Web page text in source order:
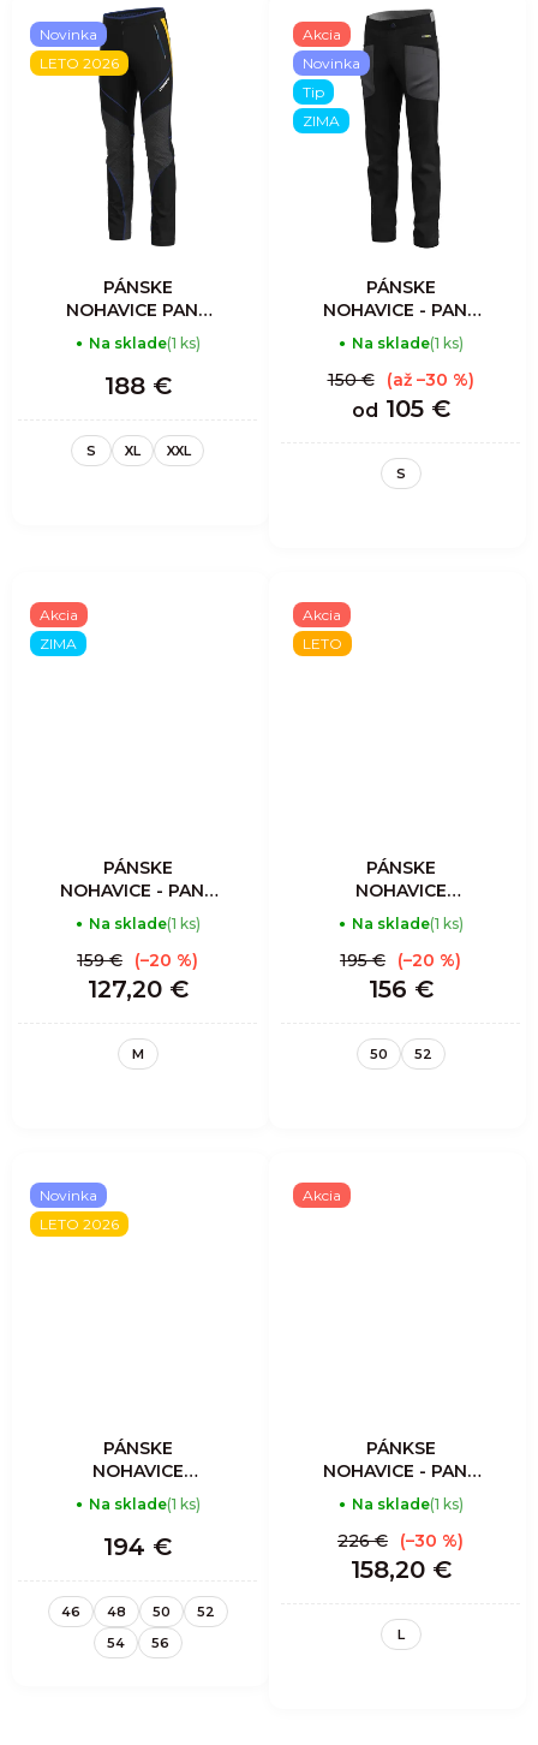
Novinka
LETO 2026
PÁNSKE
NOHAVICE PANT
VIPER LIGHT -
SULPHUR
Na sklade(1 ks)
188 €
S XL XXL
Akcia
Novinka
Tip
ZIMA
PÁNSKE
NOHAVICE - PANT
GULLIVER - WOOL
EFFECT DARK
GRAY
Na sklade(1 ks)
od 105 €
150 € (až –30 %)
S
Akcia
ZIMA
PÁNSKE
NOHAVICE - PANT
FLAME - LIKEN
Na sklade(1 ks)
127,20 €
159 € (–20 %)
M
Akcia
LETO
PÁNSKE
NOHAVICE
RESOLUTION
LIGHT - SULFUR-
BLACK
Na sklade(1 ks)
156 €
195 € (–20 %)
50 52
Novinka
LETO 2026
PÁNSKE
NOHAVICE
RESOLUTION
LIGHT - SULPHUR
Na sklade(1 ks)
194 €
46 48 50
52
54
56
Akcia
PÁNKSE
NOHAVICE - PANT
ACCELERATION
MAN - ENERGY
Na sklade(1 ks)
158,20 €
226 € (–30 %)
L